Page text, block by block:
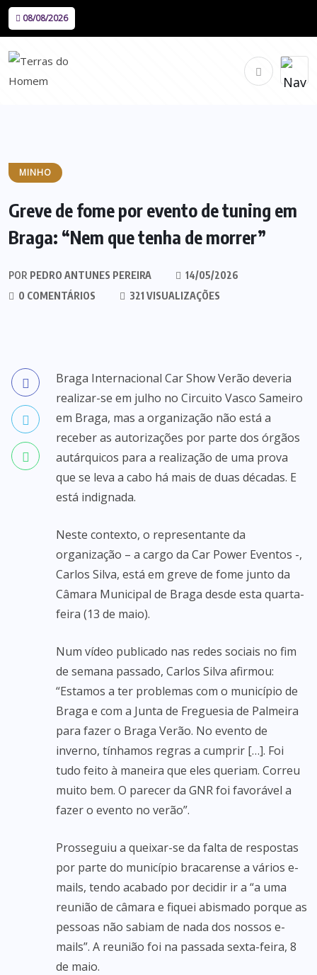
08/08/2026
MINHO
Greve de fome por evento de tuning em
Braga: “Nem que tenha de morrer”
POR PEDRO ANTUNES PEREIRA
14/05/2026
0 COMENTÁRIOS
321 VISUALIZAÇÕES
Braga Internacional Car Show Verão deveria
realizar-se em julho no Circuito Vasco Sameiro
em Braga, mas a organização não está a
receber as autorizações por parte dos órgãos
autárquicos para a realização de uma prova
que se leva a cabo há mais de duas décadas. E
está indignada.
Neste contexto, o representante da
organização – a cargo da Car Power Eventos -,
Carlos Silva, está em greve de fome junto da
Câmara Municipal de Braga desde esta quarta-
feira (13 de maio).
Num vídeo publicado nas redes sociais no fim
de semana passado, Carlos Silva afirmou:
“Estamos a ter problemas com o município de
Braga e com a Junta de Freguesia de Palmeira
para fazer o Braga Verão. No evento de
inverno, tínhamos regras a cumprir […]. Foi
tudo feito à maneira que eles queriam. Correu
muito bem. O parecer da GNR foi favorável a
fazer o evento no verão”.
Prosseguiu a queixar-se da falta de respostas
por parte do município bracarense a vários e-
mails, tendo acabado por decidir ir a “a uma
reunião de câmara e fiquei abismado porque as
pessoas não sabiam de nada dos nossos e-
mails”. A reunião foi na passada sexta-feira, 8
de maio.